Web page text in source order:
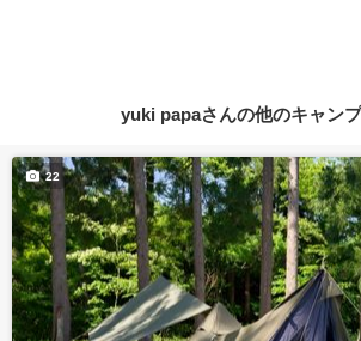
yuki papaさんの他のキャン
22